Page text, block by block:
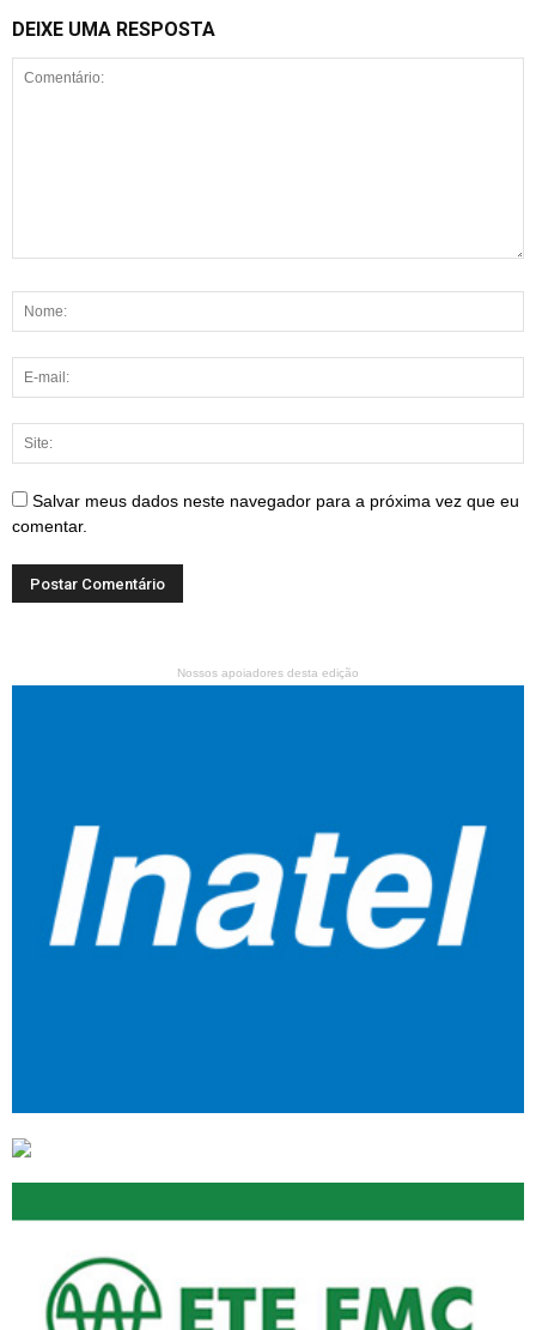
DEIXE UMA RESPOSTA
Salvar meus dados neste navegador para a próxima vez que eu
comentar.
Nossos apoiadores desta edição